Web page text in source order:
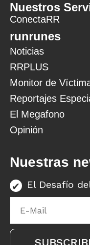
Nuestros
ConectaRR
runrunes
Noticias
RRPLUS
Monitor de
Reportajes
El Megafono
Opinión
Nuestras
El Desafío